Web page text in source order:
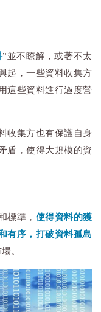
”並不瞭解，或著不太
起，一些資料收集方
這些資料進行過度營
收集方也有保護自身
盾，使得大規模的資
標準， 使得資料的獲
有序，打破資料孤島
。